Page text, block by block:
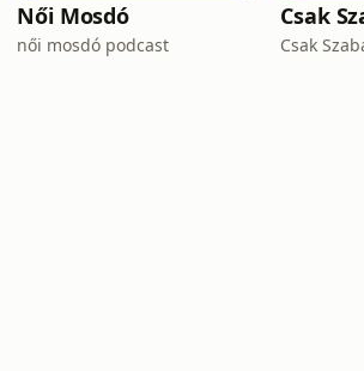
Női Mosdó
női mosdó podcast Csak